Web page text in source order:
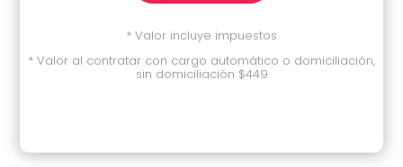
* Valor incluye impuestos
* Valor al contratar con cargo automático o domiciliación,
sin domiciliación $449